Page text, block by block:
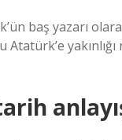
baş yazarı